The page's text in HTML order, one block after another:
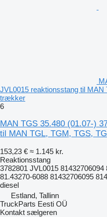
JVL0015 reaktionsstang til
trækker
6
MAN TGS 35.480 (01.07-)
til MAN TGL, TGM, TGS,
153,23 € ≈ 1.145 kr.
Reaktionsstang
3782801 JVL0015
81.43270-6088 81432706095
diesel
Estland, Tallinn
TruckParts Eesti OÜ
Kontakt sælgeren